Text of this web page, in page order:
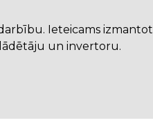
Ieteicams izmantot
un invertoru.